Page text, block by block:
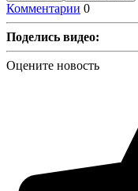
Комментарии 0
Поделись видео:
Оцените новость